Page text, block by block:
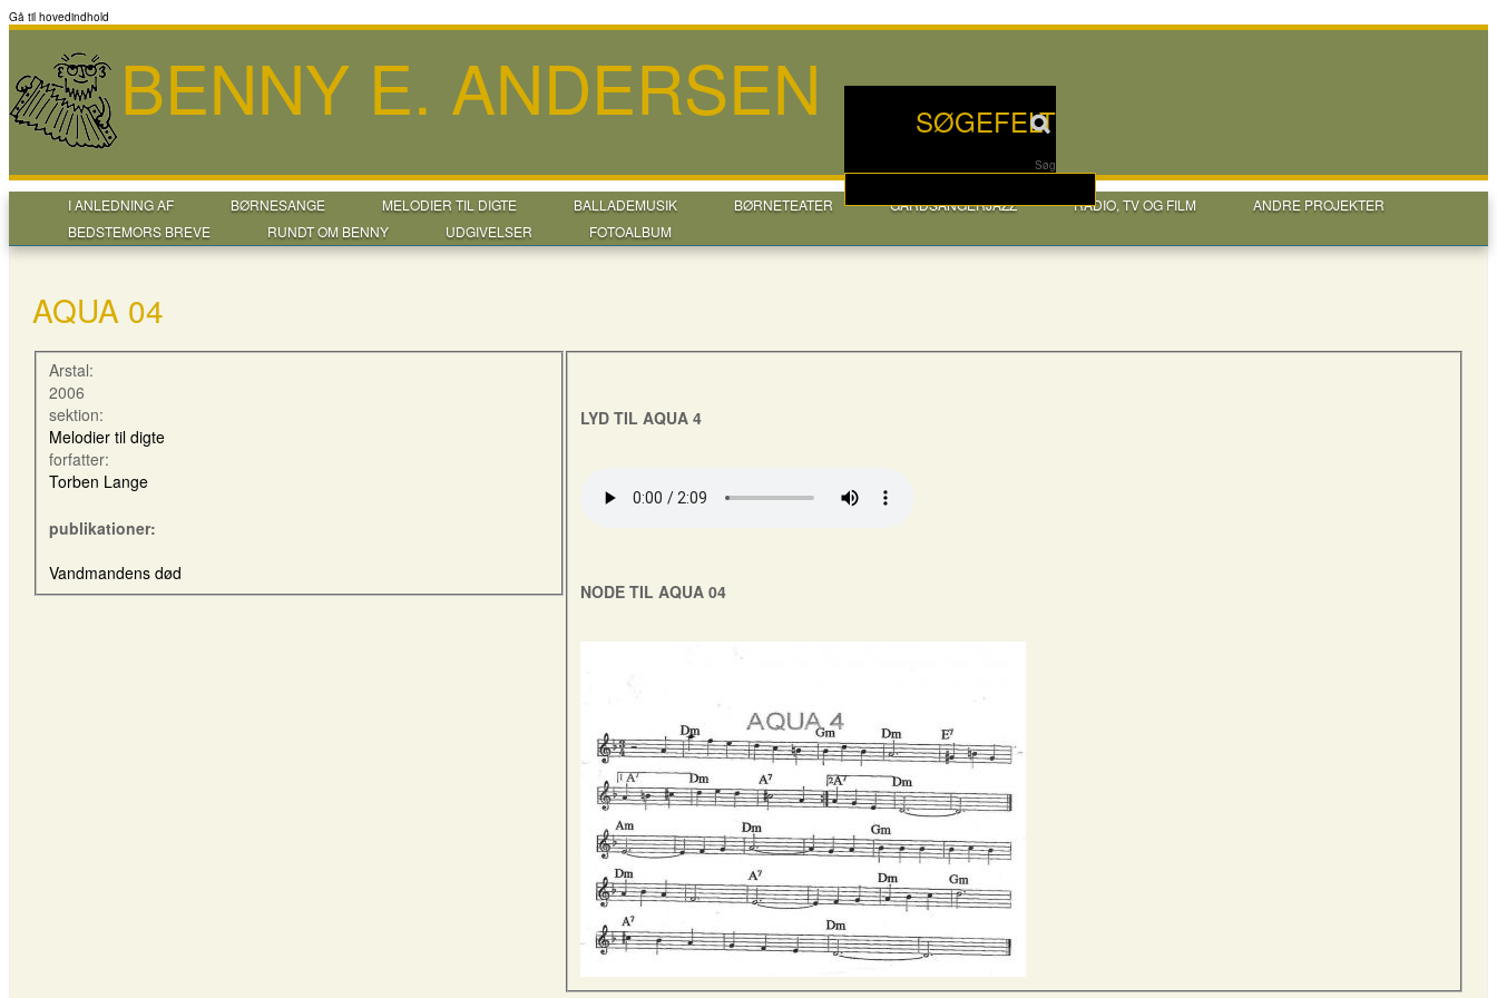
Gå til hovedindhold
SØGEFELT
Søg
BENNY E. ANDERSEN
I ANLEDNING AF BØRNESANGE MELODIER TIL DIGTE BALLADEMUSIK BØRNETEATER GÅRDSANGERJAZZ RADIO, TV OG FILM
ANDRE PROJEKTER
BEDSTEMORS BREVE
RUNDT OM BENNY UDGIVELSER FOTOALBUM
AQUA 04
Arstal:
2006
sektion:
Melodier til digte
forfatter:
Torben Lange
publikationer:
Vandmandens død
LYD TIL AQUA 4
NODE TIL AQUA 04